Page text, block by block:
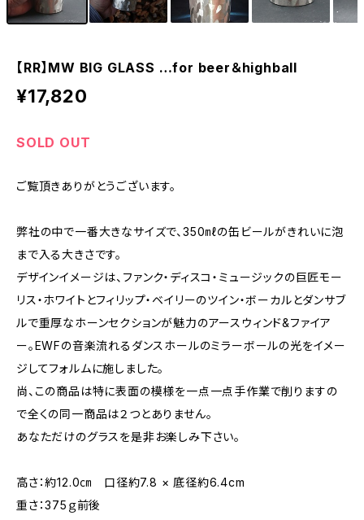
【RR】MW BIG GLASS …for beer＆highball
¥17,820
SOLD OUT
ご覧頂きありがとうございます。
弊社の中で一番大きなサイズで、350㎖の缶ビールがきれいに泡
まで入る大きさです。
デザインイメージは、ファンク・ディスコ・ミュージックの巨匠モー
リス・ホワイトとフィリップ・ベイリーのツイン・ボーカルとダンサブ
ルで重厚なホーンセクションが魅力のアースウィンド&ファイア
ー。EWFの音楽流れるダンスホールのミラーボールの光をイメー
ジしてフォルムに施しました。
尚、この商品は特に表面の模様を一点一点手作業で削りますの
で全くの同一商品は２つとありません。
あなただけのグラスを是非お楽しみ下さい。
高さ：約12.0㎝ 口径約7.8 × 底径約6.4cm
重さ：375ｇ前後